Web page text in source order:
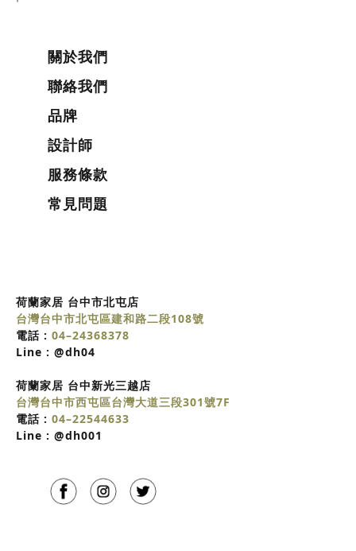
關於我們
聯絡我們
品牌
設計師
服務條款
常見問題
荷蘭家居 台中市北屯店
台灣台中市北屯區建和路二段108號
電話 : 04–24368378
Line : @dh04
荷蘭家居 台中新光三越店
台灣台中市西屯區台灣大道三段301號7F
電話 : 04–22544633
Line : @dh001